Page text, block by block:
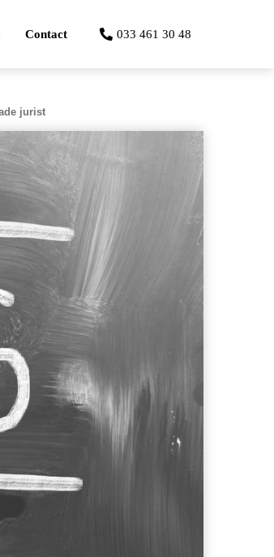
Contact 033 461 30 48
jurist